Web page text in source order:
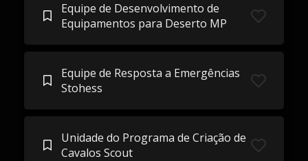
Equipe de Desenvolvimento de
Equipamentos para Deserto MP
Equipe de Resposta a Emergências
Stohess
Unidade do Programa de Criação de
Cavalos Scout